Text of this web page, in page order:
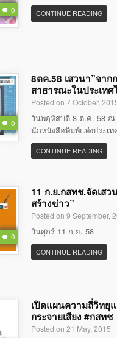
0 CONTINUE READING
0
8ตค.58 เสวนา”จา
สาธารณะในประเทศ
Posted on 7 October,
วันพฤหัสบดี 8 ต.ค. 58
นักหนังสือพิมพ์แห่งประเท
CONTINUE READING
0
11 ก.ย.กสทช.จัดเสว
สร้างข่าว”
Posted on 9 September,
วันศุกร์ 11 ก.ย. 58
CONTINUE READING
เปิดแผนความถี่วิทยุ
กระจายเสียง #กสทช
Posted on 21 May, 2015